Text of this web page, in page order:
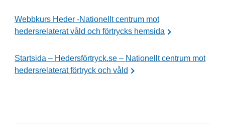
Webbkurs Heder -Nationellt centrum mot
hedersrelaterat våld och förtrycks hemsida
Startsida – Hedersförtryck.se – Nationellt centrum mot
hedersrelaterat förtryck och våld